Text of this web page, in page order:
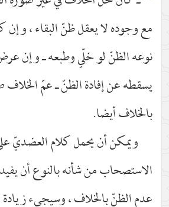
مع وجوده لا يعقل ظنّ البقاء ، وإن
نوعه الظنّ لو خلّي وطبعه ـ وإن
يسقطه عن إفادة الظنّ ـ عمّ
بالخلاف أيضا.
ويمكن أن يحمل كلام العضديّ
الاستصحاب من شأنه بالنوع أن
عدم الظنّ بالخلاف ، وسيجيء